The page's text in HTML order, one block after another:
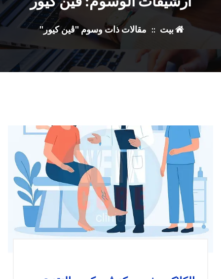
بيت :: مقالات ذات وسوم "ڤين كيور"